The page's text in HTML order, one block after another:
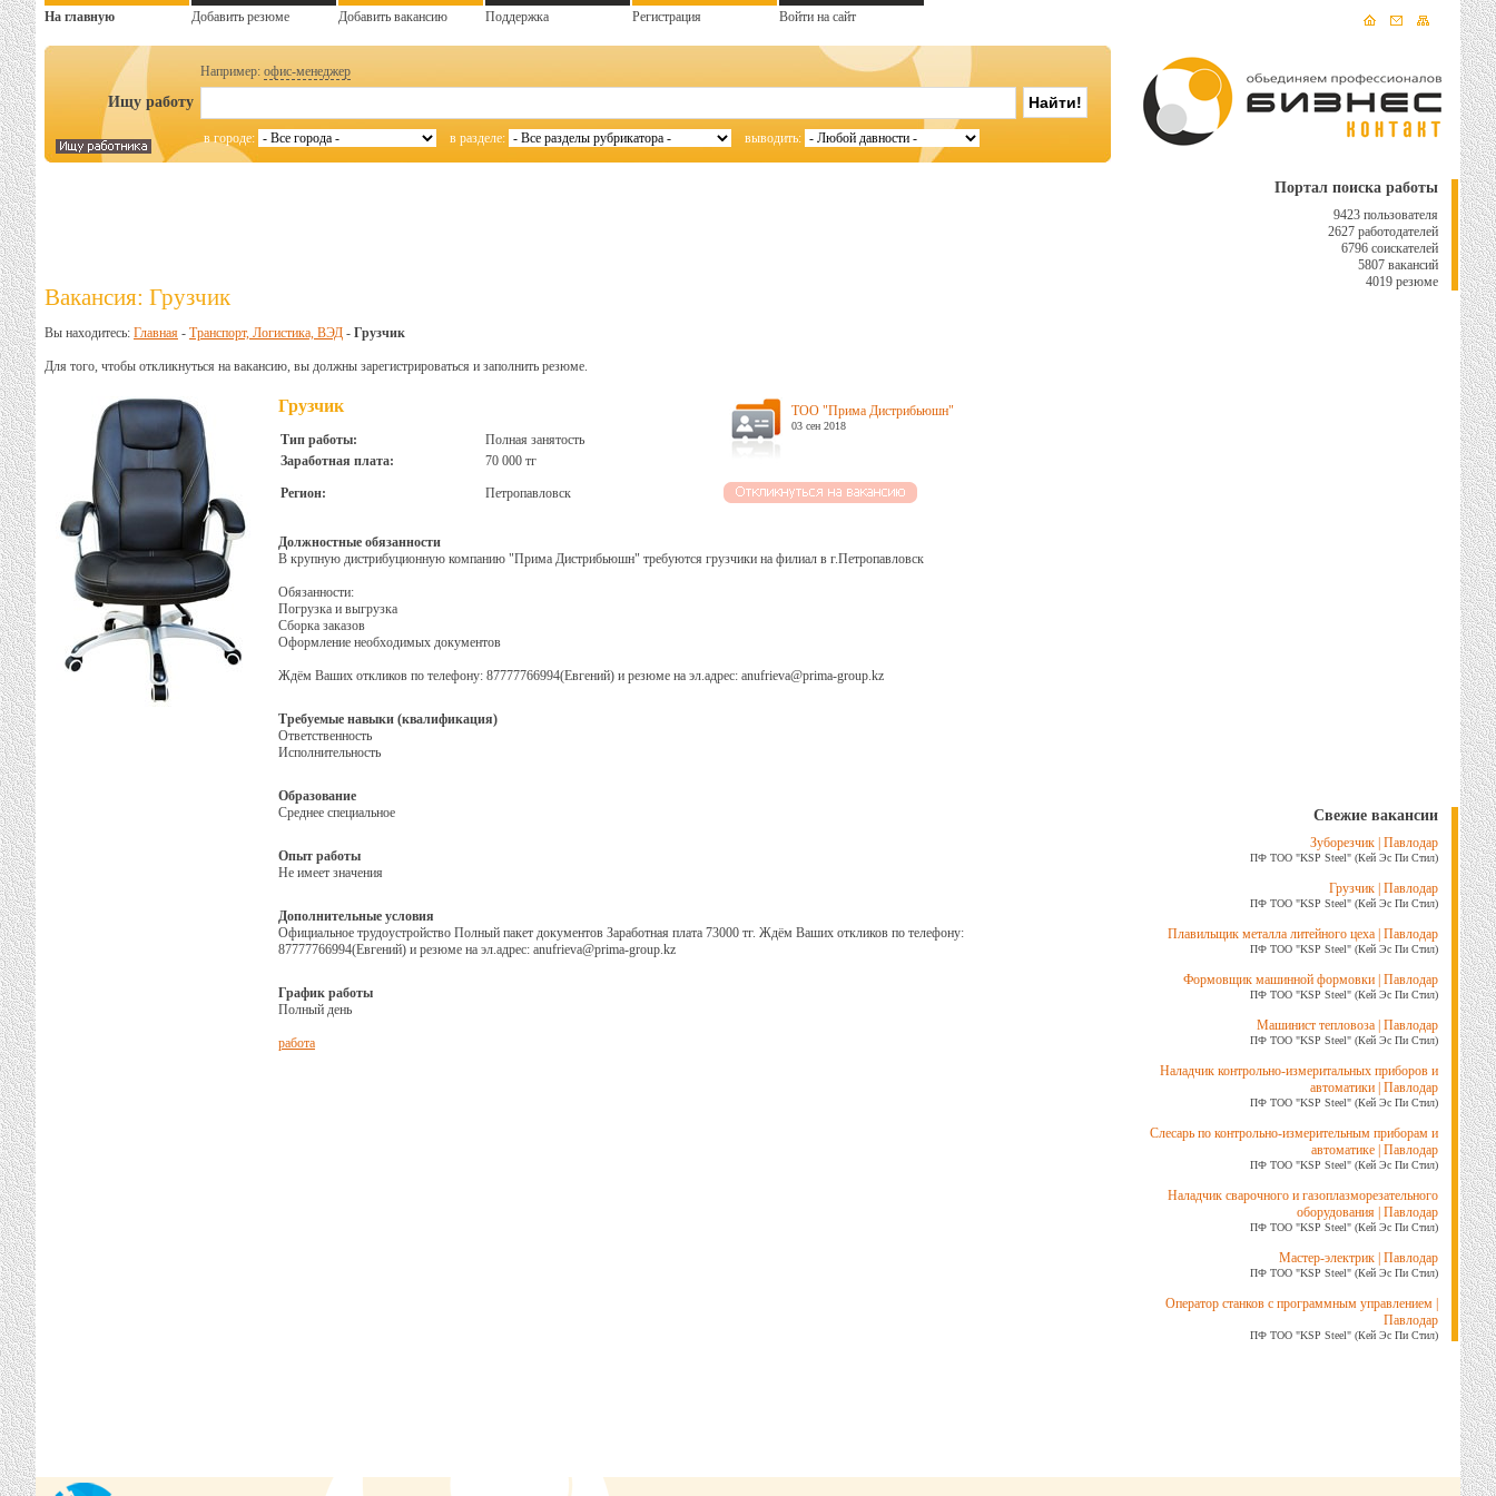
На главную Добавить резюме Добавить вакансию Поддержка Регистрация Войти на сайт
Например: офис-менеджер
Ищу работу
в городе: в разделе: выводить:
Вакансия: Грузчик
Вы находитесь: Главная - Транспорт, Логистика, ВЭД - Грузчик
Для того, чтобы откликнуться на вакансию, вы должны зарегистрироваться и заполнить резюме.
Грузчик
Тип работы:
Полная занятость
Заработная плата:
70 000 тг
Регион: Петропавловск
ТОО "Прима Дистрибьюшн"
03 сен 2018
Должностные обязанности
В крупную дистрибуционную компанию "Прима Дистрибьюшн" требуются грузчики на филиал в г.Петропавловск
Обязанности:
Погрузка и выгрузка
Сборка заказов
Оформление необходимых документов
Ждём Ваших откликов по телефону: 87777766994(Евгений) и резюме на эл.адрес: anufrieva@prima-group.kz
Требуемые навыки (квалификация)
Ответственность
Исполнительность
Образование
Среднее специальное
Опыт работы
Не имеет значения
Дополнительные условия
Официальное трудоустройство Полный пакет документов Заработная плата 73000 тг. Ждём Ваших откликов по телефону:
87777766994(Евгений) и резюме на эл.адрес: anufrieva@prima-group.kz
График работы
Полный день
работа
Портал поиска работы
9423 пользователя
2627 работодателей
6796 соискателей
5807 вакансий
4019 резюме
Свежие вакансии
Зуборезчик | Павлодар
ПФ ТОО "KSP Steel" (Кей Эс Пи Стил)
Грузчик | Павлодар
ПФ ТОО "KSP Steel" (Кей Эс Пи Стил)
Плавильщик металла литейного цеха | Павлодар
ПФ ТОО "KSP Steel" (Кей Эс Пи Стил)
Формовщик машинной формовки | Павлодар
ПФ ТОО "KSP Steel" (Кей Эс Пи Стил)
Машинист тепловоза | Павлодар
ПФ ТОО "KSP Steel" (Кей Эс Пи Стил)
Наладчик контрольно-измеритальных приборов и
автоматики | Павлодар
ПФ ТОО "KSP Steel" (Кей Эс Пи Стил)
Слесарь по контрольно-измерительным приборам и
автоматике | Павлодар
ПФ ТОО "KSP Steel" (Кей Эс Пи Стил)
Наладчик сварочного и газоплазморезательного
оборудования | Павлодар
ПФ ТОО "KSP Steel" (Кей Эс Пи Стил)
Мастер-электрик | Павлодар
ПФ ТОО "KSP Steel" (Кей Эс Пи Стил)
Оператор станков с программным управлением |
Павлодар
ПФ ТОО "KSP Steel" (Кей Эс Пи Стил)